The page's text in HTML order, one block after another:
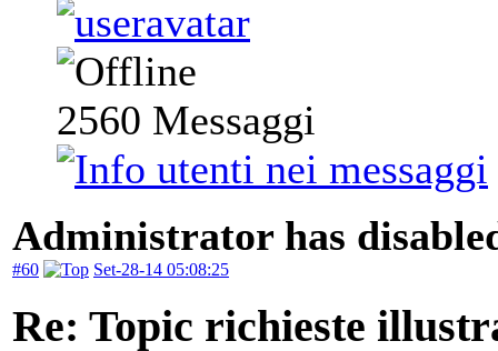
2560 Messaggi
Administrator has
#60 Set-28-14 05:08:25
Re: Topic richieste